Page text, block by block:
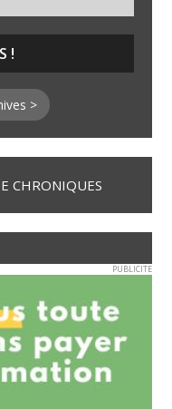
>
CHRONIQUES
PUBLICITE